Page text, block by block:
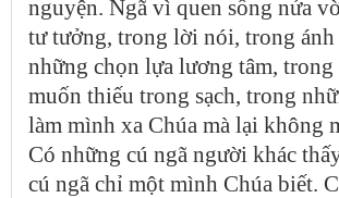
nguyện. Ngã vì quen sống nửa
tư tưởng, trong lời nói, trong ánh
những chọn lựa lương tâm, trong
muốn thiếu trong sạch, trong
làm mình xa Chúa mà lại không
Có những cú ngã người khác
cú ngã chỉ một mình Chúa biết.